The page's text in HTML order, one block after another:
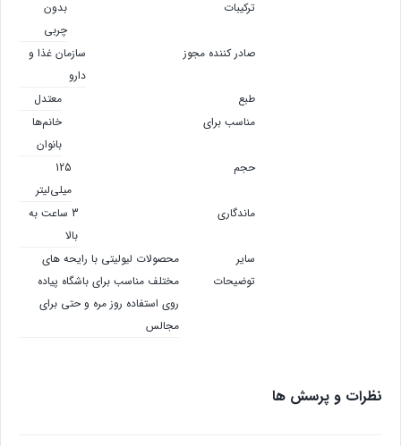
ترکیبات
بدون
چربی
صادر کننده مجوز
سازمان غذا و
دارو
طبع
معتدل
مناسب برای
خانم‌ها
بانوان
حجم
125
میلی‌لیتر
ماندگاری
3 ساعت به
بالا
سایر
توضیحات
محصولات لیولیتی با رایحه های
مختلف مناسب برای باشگاه پیاده
روی استفاده روز مره و حتی برای
مجالس
نظرات و پرسش ها